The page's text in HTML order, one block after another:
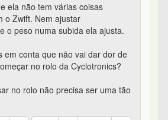
ela não tem várias coisas
o Zwift. Nem ajustar
o peso numa subida ela ajusta.
em conta que não vai dar dor de
no rolo da Cyclotronics?
no rolo não precisa ser uma tão